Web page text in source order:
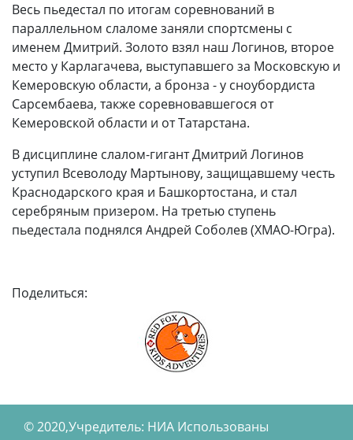
Весь пьедестал по итогам соревнований в
параллельном слаломе заняли спортсмены с
именем Дмитрий. Золото взял наш Логинов, второе
место у Карлагачева, выступавшего за Московскую и
Кемеровскую области, а бронза - у сноубордиста
Сарсембаева, также соревновавшегося от
Кемеровской области и от Татарстана.
В дисциплине слалом-гигант Дмитрий Логинов
уступил Всеволоду Мартынову, защищавшему честь
Краснодарского края и Башкортостана, и стал
серебряным призером. На третью ступень
пьедестала поднялся Андрей Соболев (ХМАО-Югра).
Поделиться:
© 2020,Учредитель: НИА Использованы